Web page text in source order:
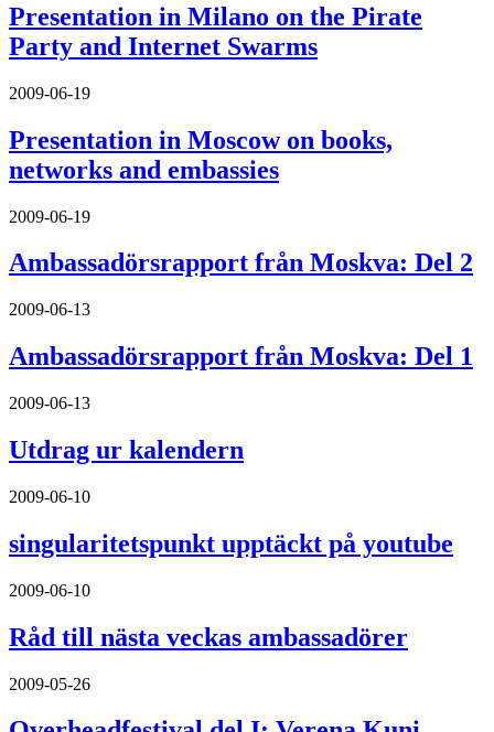
Presentation in Milano on the Pirate
Party and Internet Swarms
2009-06-19
Presentation in Moscow on books,
networks and embassies
2009-06-19
Ambassadörsrapport från Moskva: Del 2
2009-06-13
Ambassadörsrapport från Moskva: Del 1
2009-06-13
Utdrag ur kalendern
2009-06-10
singularitetspunkt upptäckt på youtube
2009-06-10
Råd till nästa veckas ambassadörer
2009-05-26